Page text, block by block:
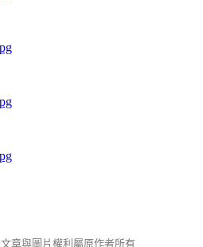
文章與圖片權利屬原作者所有